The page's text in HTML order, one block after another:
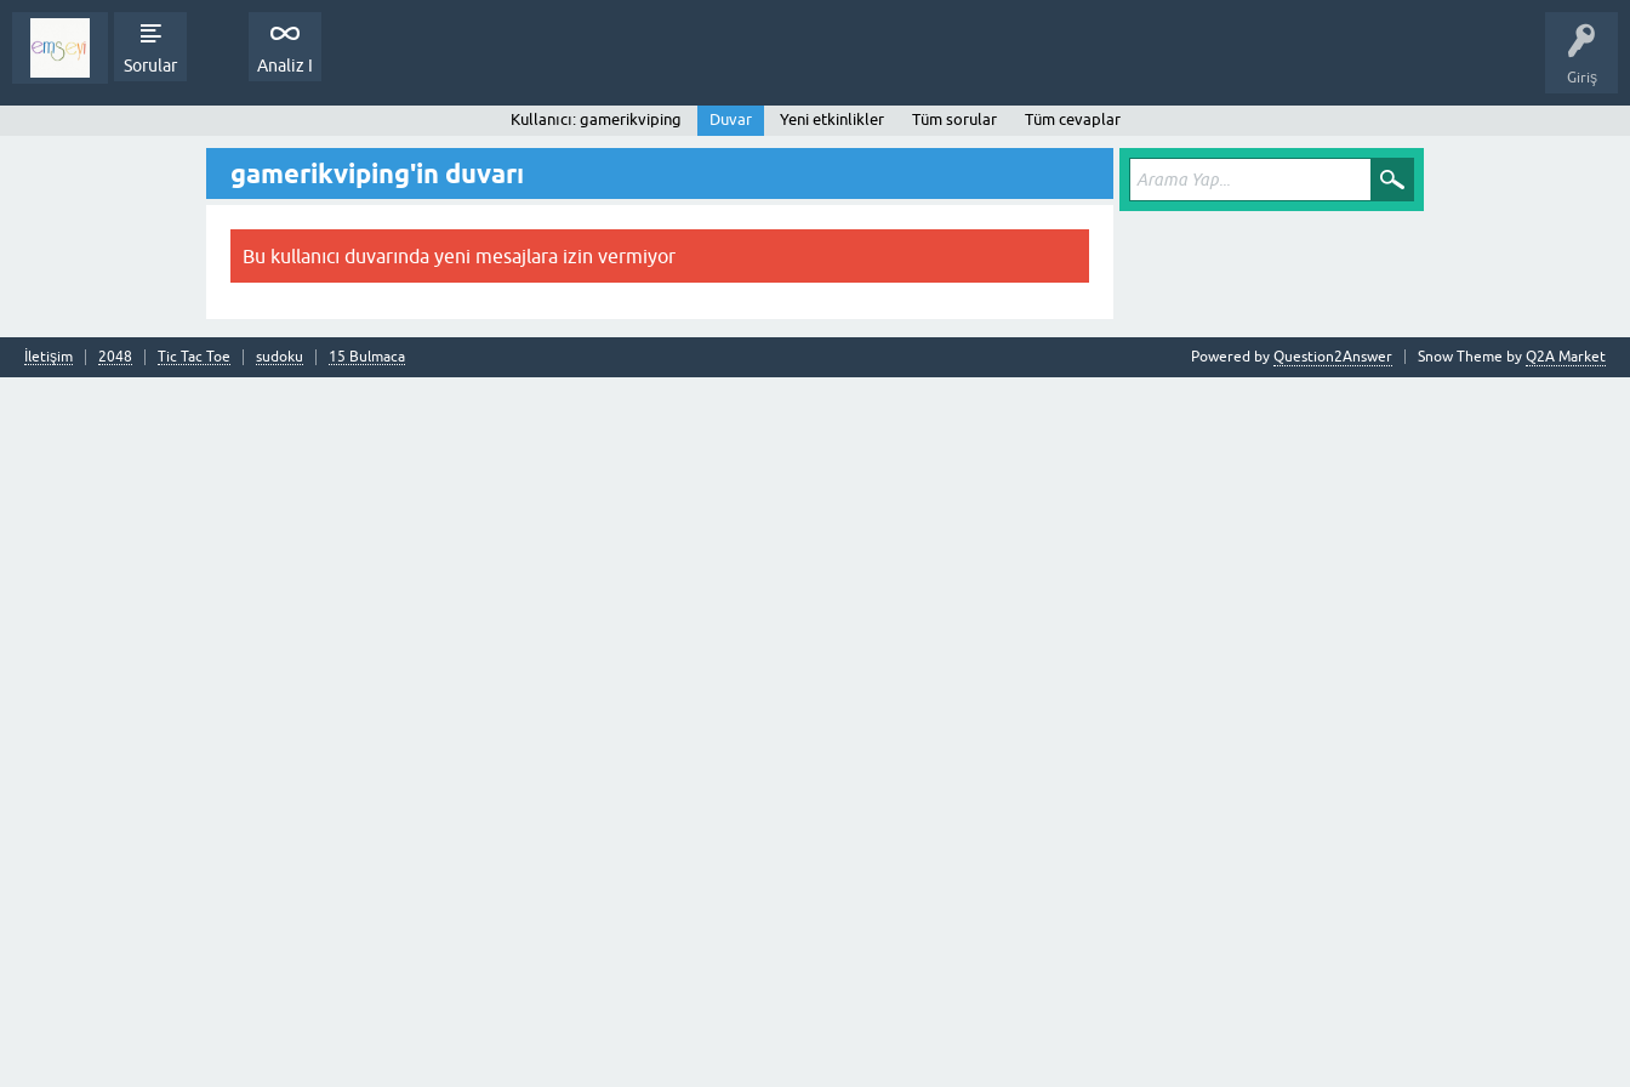
Giriş
Sorular Analiz I
Kullanıcı: gamerikviping Duvar Yeni etkinlikler Tüm sorular Tüm cevaplar
gamerikviping'in duvarı
Bu kullanıcı duvarında yeni mesajlara izin vermiyor
İletişim 2048 Tic Tac Toe sudoku 15 Bulmaca Snow Theme by Q2A Market
Powered by Question2Answer